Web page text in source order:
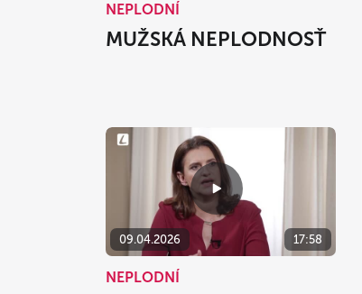
NEPLODNÍ
MUŽSKÁ NEPLODNOSŤ
09.04.2026 17:58
NEPLODNÍ